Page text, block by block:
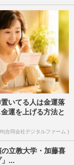
いてる人は金運落
運を上げる方法と
合同会社デジタルファーム )
立教大学・加藤喜
...